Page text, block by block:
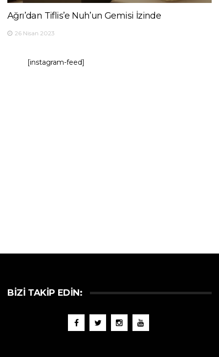
Ağrı’dan Tiflis’e Nuh’un Gemisi İzinde
26 Nisan 2023
[instagram-feed]
BIZI TAKIP EDIN: